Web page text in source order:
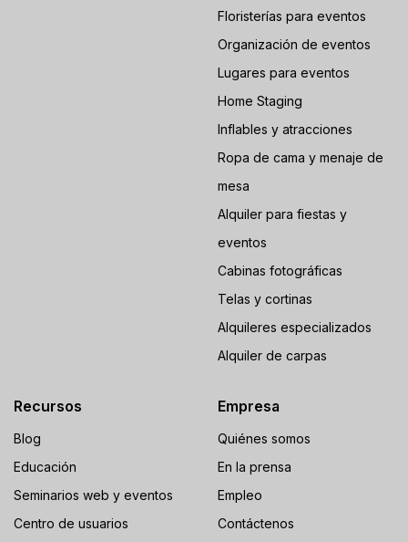
Floristerías para eventos
Organización de eventos
Lugares para eventos
Home Staging
Inflables y atracciones
Ropa de cama y menaje de
mesa
Alquiler para fiestas y
eventos
Cabinas fotográficas
Telas y cortinas
Alquileres especializados
Alquiler de carpas
Recursos
Blog
Educación
Seminarios web y eventos
Centro de usuarios
Empresa
Quiénes somos
En la prensa
Empleo
Contáctenos